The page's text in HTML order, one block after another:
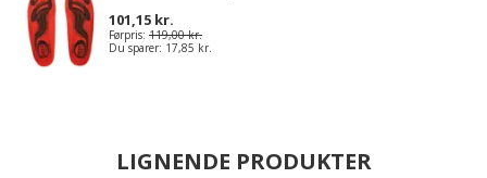
101,15 kr.
Førpris: 119,00 kr.
Du sparer: 17,85 kr.
LIGNENDE PRODUKTER